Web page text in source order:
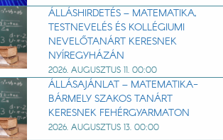
ÁLLÁSHIRDETÉS – MATEMATIKA,
TESTNEVELÉS ÉS KOLLÉGIUMI
NEVELŐTANÁRT KERESNEK
NYÍREGYHÁZÁN
2026. AUGUSZTUS 11. 00:00
ÁLLÁSAJÁNLAT – MATEMATIKA-
BÁRMELY SZAKOS TANÁRT
KERESNEK FEHÉRGYARMATON
2026. AUGUSZTUS 13. 00:00